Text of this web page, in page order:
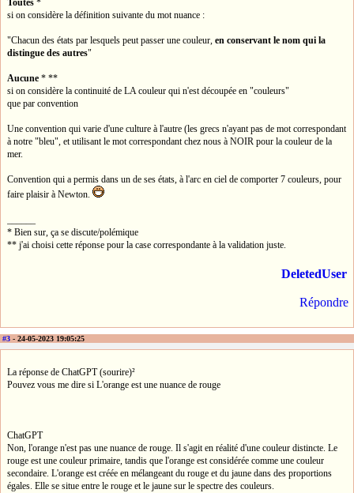
si on considère la définition suivante du mot nuance :
"Chacun des états par lesquels peut passer une couleur, en conservant le nom qui la
distingue des autres"
Aucune * **
si on considère la continuité de LA couleur qui n'est découpée en "couleurs"
que par convention
Une convention qui varie d'une culture à l'autre (les grecs n'ayant pas de mot correspondant
à notre "bleu", et utilisant le mot correspondant chez nous à NOIR pour la couleur de la
mer.
Convention qui a permis dans un de ses états, à l'arc en ciel de comporter 7 couleurs, pour
faire plaisir à Newton.
* Bien sur, ça se discute/polémique
** j'ai choisi cette réponse pour la case correspondante à la validation juste.
DeletedUser
Répondre
#3 - 24-05-2023 19:05:25
La réponse de ChatGPT (sourire)²
Pouvez vous me dire si L'orange est une nuance de rouge
ChatGPT
Non, l'orange n'est pas une nuance de rouge. Il s'agit en réalité d'une couleur distincte. Le
rouge est une couleur primaire, tandis que l'orange est considérée comme une couleur
secondaire. L'orange est créée en mélangeant du rouge et du jaune dans des proportions
égales. Elle se situe entre le rouge et le jaune sur le spectre des couleurs.